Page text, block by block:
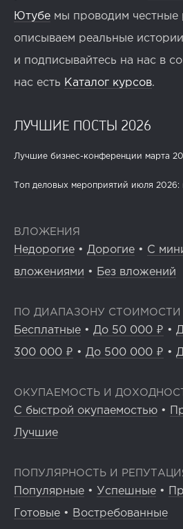
Ютубе мы проводим честные
описываем реальные
и подписывайтесь на нас в
нас есть Каталог курсов.
ЛУЧШИЕ ПОСТЫ 2026
Лучшие бизнес-конференции марта
Топ деловых мероприятий июля 2026:
ВЛОЖЕНИЯ
Недорогие • Дорогие • С
вложениями • Без вложений
ПО ДИАПАЗОНУ СТОИМОСТИ
Бесплатные • До 50 000 ₽ •
300 000 ₽ • До 500 000 ₽ •
ОКУПАЕМОСТЬ И
С быстрой окупаемостью •
Лучшие
ПОПУЛЯРНОСТЬ И
Популярные • Успешные •
Готовые • Востребованные